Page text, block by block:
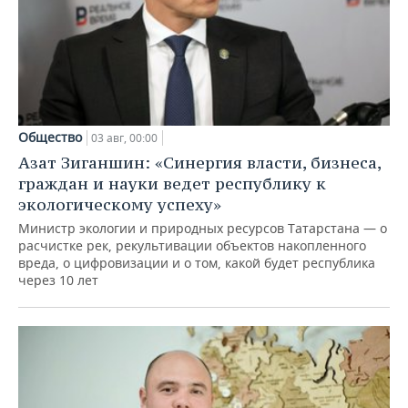
Общество 03 авг, 00:00
Азат Зиганшин: «Синергия власти, бизнеса,
граждан и науки ведет республику к
экологическому успеху»
Министр экологии и природных ресурсов Татарстана — о
расчистке рек, рекультивации объектов накопленного
вреда, о цифровизации и о том, какой будет республика
через 10 лет